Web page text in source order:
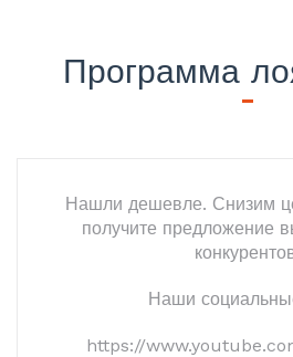
Программа
Нашли дешевле. Снизим
получите предложение
Наши
https://